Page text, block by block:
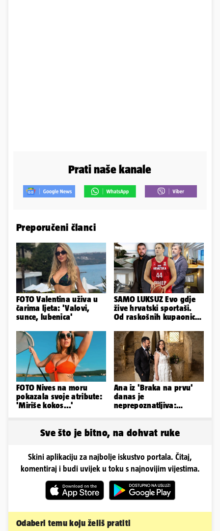
Prati naše kanale
Preporučeni članci
FOTO Valentina uživa u
čarima ljeta: 'Valovi,
sunce, lubenica'
SAMO LUKSUZ Evo gdje
žive hrvatski sportaši.
Od raskošnih kupaonica
FOTO Nives na moru
pokazala svoje atribute:
'Miriše kokos...'
Ana iz 'Braka na prvu'
danas je
neprepoznatljiva:
Sve što je bitno, na dohvat ruke
Skini aplikaciju za najbolje iskustvo portala. Čitaj,
komentiraj i budi uvijek u toku s najnovijim vijestima.
Odaberi temu koju želiš pratiti